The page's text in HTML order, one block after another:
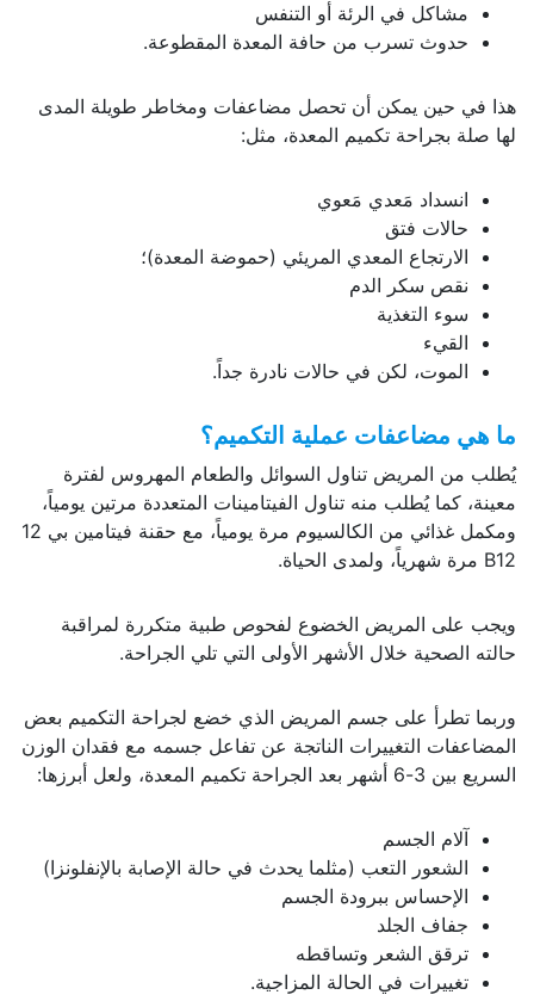
مشاكل في الرئة أو التنفس
حدوث تسرب من حافة المعدة المقطوعة.
هذا في حين يمكن أن تحصل مضاعفات ومخاطر طويلة المدى
لها صلة بجراحة تكميم المعدة، مثل:
انسداد مَعدي مَعوي
حالات فتق
الارتجاع المعدي المريئي (حموضة المعدة)؛
نقص سكر الدم
سوء التغذية
القيء
الموت، لكن في حالات نادرة جداً.
ما هي مضاعفات عملية التكميم؟
يُطلب من المريض تناول السوائل والطعام المهروس لفترة
معينة، كما يُطلب منه تناول الفيتامينات المتعددة مرتين يومياً،
ومكمل غذائي من الكالسيوم مرة يومياً، مع حقنة فيتامين بي 12
B12 مرة شهرياً، ولمدى الحياة.
ويجب على المريض الخضوع لفحوص طبية متكررة لمراقبة
حالته الصحية خلال الأشهر الأولى التي تلي الجراحة.
وربما تطرأ على جسم المريض الذي خضع لجراحة التكميم بعض
المضاعفات التغييرات الناتجة عن تفاعل جسمه مع فقدان الوزن
السريع بين 3-6 أشهر بعد الجراحة تكميم المعدة، ولعل أبرزها:
آلام الجسم
الشعور التعب (مثلما يحدث في حالة الإصابة بالإنفلونزا)
الإحساس ببرودة الجسم
جفاف الجلد
ترقق الشعر وتساقطه
تغييرات في الحالة المزاجية.